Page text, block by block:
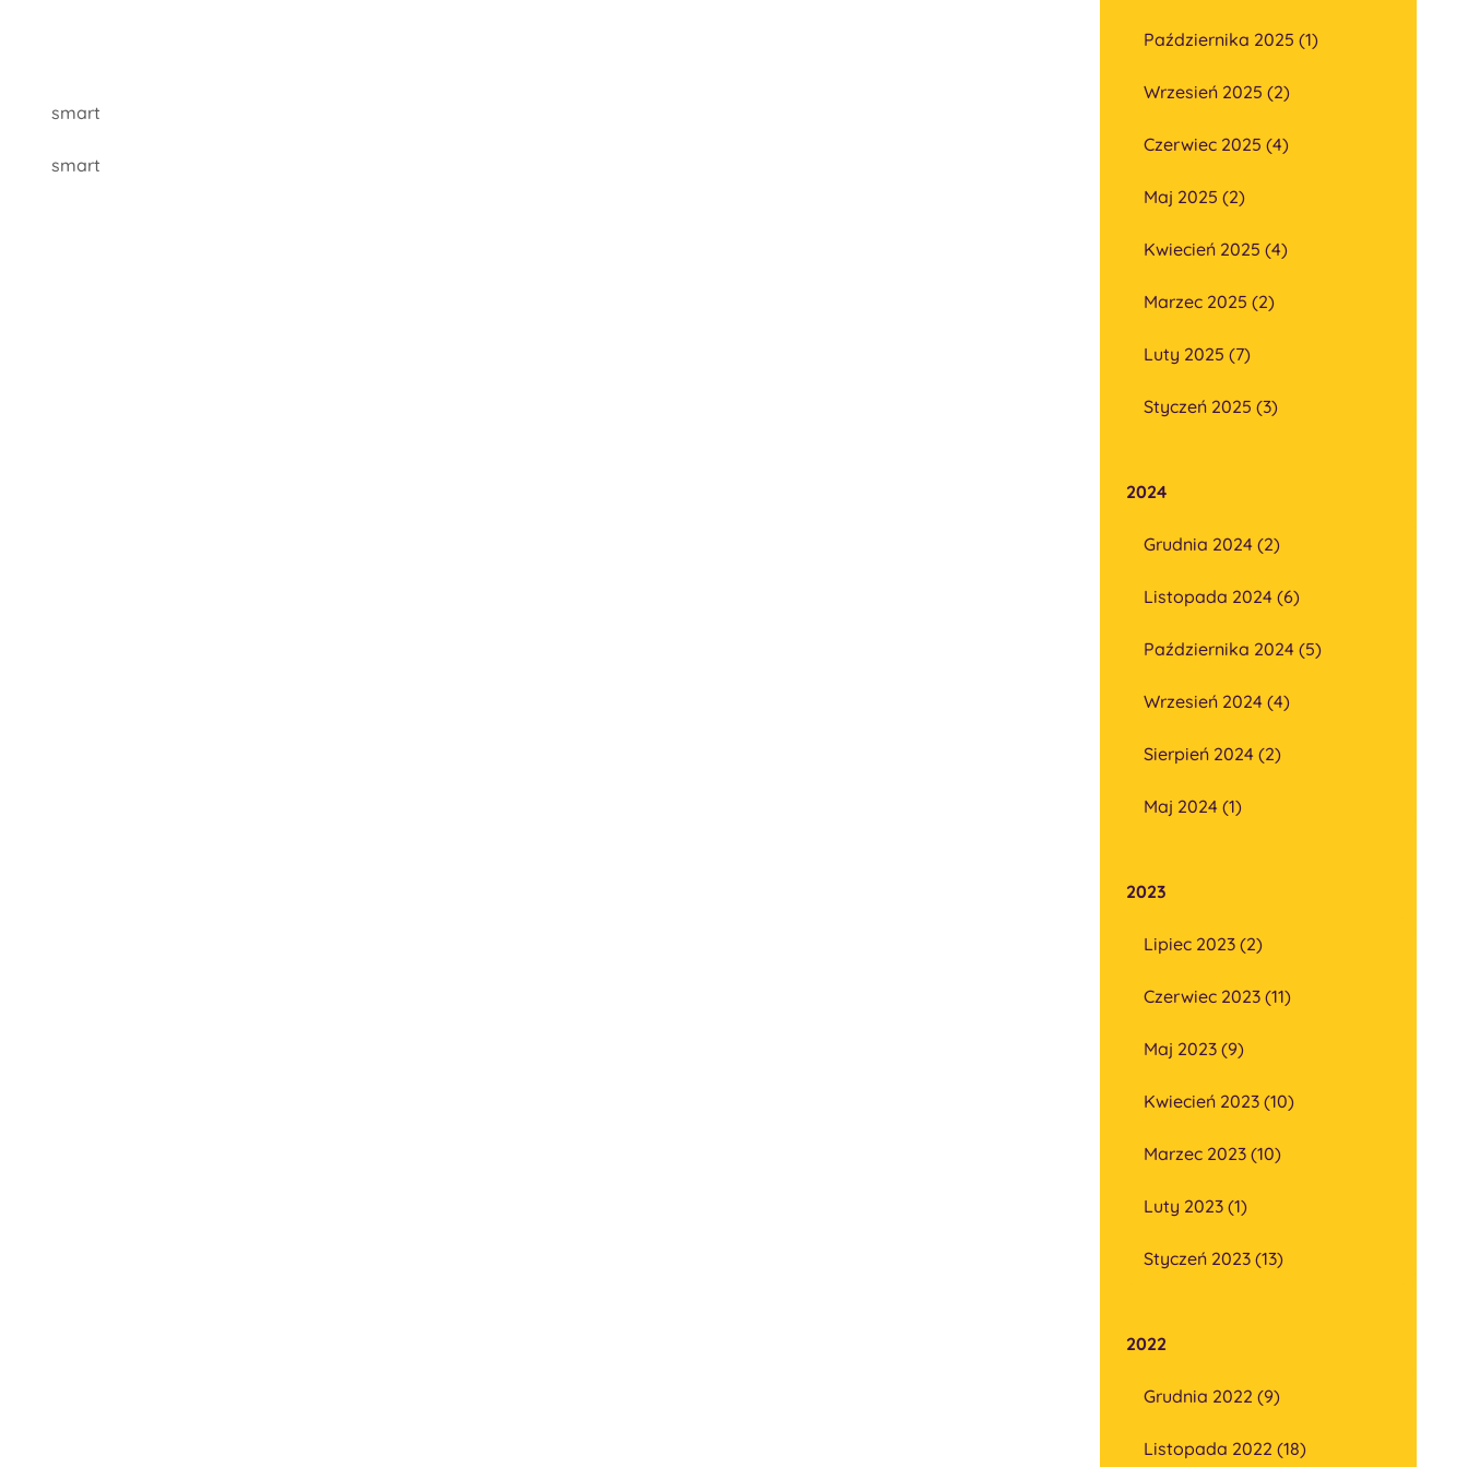
smart
smart
Października 2025 (1)
Wrzesień 2025 (2)
Czerwiec 2025 (4)
Maj 2025 (2)
Kwiecień 2025 (4)
Marzec 2025 (2)
Luty 2025 (7)
Styczeń 2025 (3)
2024
Grudnia 2024 (2)
Listopada 2024 (6)
Października 2024 (5)
Wrzesień 2024 (4)
Sierpień 2024 (2)
Maj 2024 (1)
2023
Lipiec 2023 (2)
Czerwiec 2023 (11)
Maj 2023 (9)
Kwiecień 2023 (10)
Marzec 2023 (10)
Luty 2023 (1)
Styczeń 2023 (13)
2022
Grudnia 2022 (9)
Listopada 2022 (18)